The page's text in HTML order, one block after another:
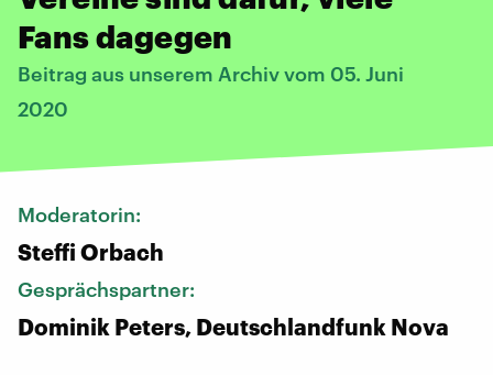
Fans dagegen
Beitrag aus unserem Archiv vom 05. Juni
2020
Moderatorin:
Steffi Orbach
Gesprächspartner:
Dominik Peters, Deutschlandfunk Nova